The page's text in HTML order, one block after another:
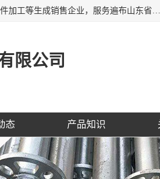
聊城市开发区正堂金属制品有限公司是一家专业的五金配件、钢管、法兰盘、冲压异型件加工等生成销售企业，服务遍布山东省聊城、济南、青岛、淄博、枣庄、东营烟台等地区，经营包括冲压法兰毛坯，冲压异型(形)件加工，热扩法兰毛坯，锻打法兰盘毛坯，法兰加强圈，环形锻件加工，版辊堵头毛坯，哑铃配重件等产品的生产和销售，业务上精益求精，生产产品精度高，配件标准赢得业内企业及其它组织与公民的一致好评。
限公司
态 产品知识